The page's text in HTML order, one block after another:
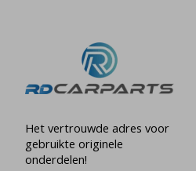
Het vertrouwde adres voor
gebruikte originele
onderdelen!